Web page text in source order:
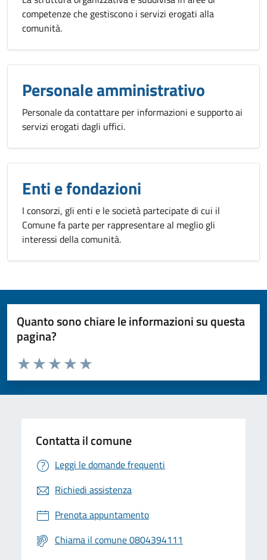
competenze che gestiscono i servizi erogati alla
comunità.
Personale amministrativo
Personale da contattare per informazioni e supporto ai
servizi erogati dagli uffici.
Enti e fondazioni
I consorzi, gli enti e le società partecipate di cui il
Comune fa parte per rappresentare al meglio gli
interessi della comunità.
Quanto sono chiare le informazioni su questa
pagina?
Valuta da 1 a 5 stelle la pagina
Valuta 5 stelle su 5
Valuta 4 stelle su 5
Valuta 3 stelle su 5
Valuta 2 stelle su 5
Valuta 1 stelle su 5
Contatta il comune
Leggi le domande frequenti
Richiedi assistenza
Prenota appuntamento
Chiama il comune 0804394111